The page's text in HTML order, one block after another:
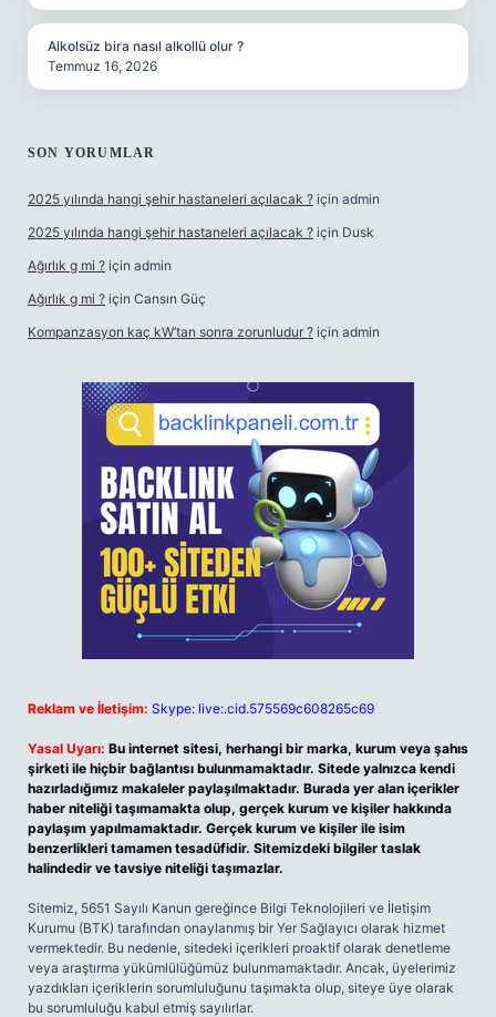
Alkolsüz bira nasıl alkollü olur ?
Temmuz 16, 2026
SON YORUMLAR
2025 yılında hangi şehir hastaneleri açılacak ? için admin
2025 yılında hangi şehir hastaneleri açılacak ? için Dusk
Ağırlık g mi ? için admin
Ağırlık g mi ? için Cansın Güç
Kompanzasyon kaç kW’tan sonra zorunludur ? için admin
Reklam ve İletişim: Skype: live:.cid.575569c608265c69
Yasal Uyarı: Bu internet sitesi, herhangi bir marka, kurum veya şahıs
şirketi ile hiçbir bağlantısı bulunmamaktadır. Sitede yalnızca kendi
hazırladığımız makaleler paylaşılmaktadır. Burada yer alan içerikler
haber niteliği taşımamakta olup, gerçek kurum ve kişiler hakkında
paylaşım yapılmamaktadır. Gerçek kurum ve kişiler ile isim
benzerlikleri tamamen tesadüfidir. Sitemizdeki bilgiler taslak
halindedir ve tavsiye niteliği taşımazlar.
Sitemiz, 5651 Sayılı Kanun gereğince Bilgi Teknolojileri ve İletişim
Kurumu (BTK) tarafından onaylanmış bir Yer Sağlayıcı olarak hizmet
vermektedir. Bu nedenle, sitedeki içerikleri proaktif olarak denetleme
veya araştırma yükümlülüğümüz bulunmamaktadır. Ancak, üyelerimiz
yazdıkları içeriklerin sorumluluğunu taşımakta olup, siteye üye olarak
bu sorumluluğu kabul etmiş sayılırlar.